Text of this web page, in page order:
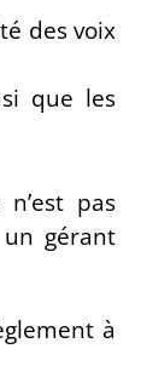
des voix
que les
pas
gérant
à